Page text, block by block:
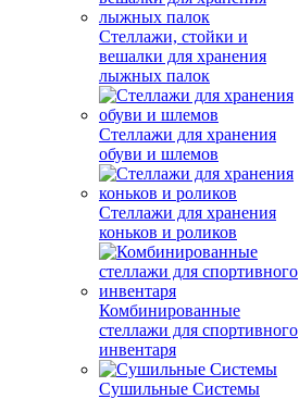
Стеллажи, стойки и
вешалки для хранения
лыжных палок
Стеллажи для хранения
обуви и шлемов
Стеллажи для хранения
коньков и роликов
Комбинированные
стеллажи для спортивного
инвентаря
Сушильные Системы